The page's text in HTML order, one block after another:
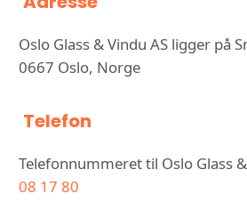
Oslo Glass & Vindu AS ligger på
0667 Oslo, Norge
Telefon
Telefonnummeret til Oslo Glass
08 17 80